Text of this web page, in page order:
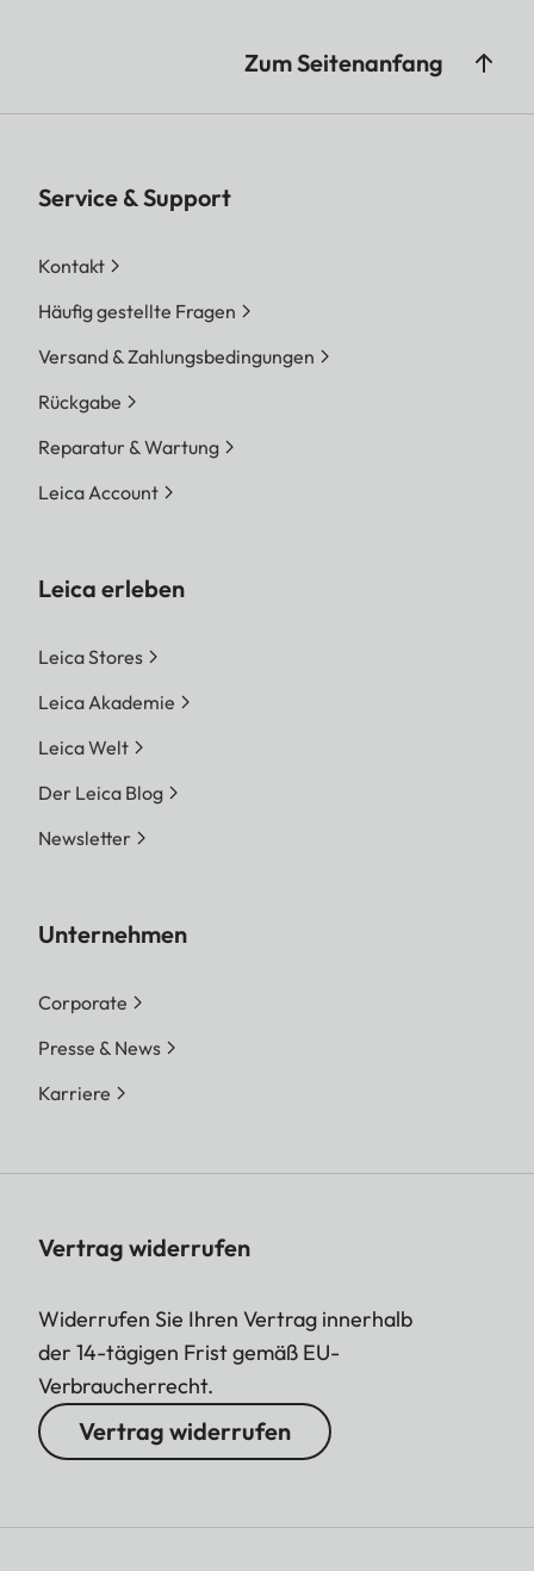
Zum Seitenanfang
Service & Support
Kontakt
Häufig gestellte Fragen
Versand & Zahlungsbedingungen
Rückgabe
Reparatur & Wartung
Leica Account
Leica erleben
Leica Stores
Leica Akademie
Leica Welt
Der Leica Blog
Newsletter
Unternehmen
Corporate
Presse & News
Karriere
Vertrag widerrufen
Widerrufen Sie Ihren Vertrag innerhalb
der 14-tägigen Frist gemäß EU-
Verbraucherrecht.
Vertrag widerrufen